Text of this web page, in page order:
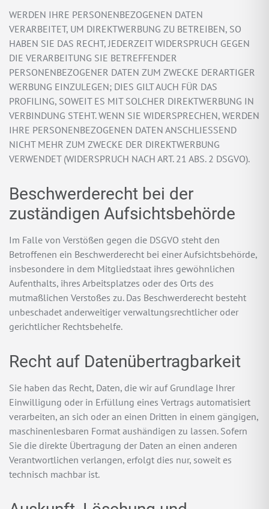
WERDEN IHRE PERSONENBEZOGENEN DATEN
VERARBEITET, UM DIREKTWERBUNG ZU BETREIBEN, SO
HABEN SIE DAS RECHT, JEDERZEIT WIDERSPRUCH GEGEN
DIE VERARBEITUNG SIE BETREFFENDER
PERSONENBEZOGENER DATEN ZUM ZWECKE DERARTIGER
WERBUNG EINZULEGEN; DIES GILT AUCH FÜR DAS
PROFILING, SOWEIT ES MIT SOLCHER DIREKTWERBUNG IN
VERBINDUNG STEHT. WENN SIE WIDERSPRECHEN, WERDEN
IHRE PERSONENBEZOGENEN DATEN ANSCHLIESSEND
NICHT MEHR ZUM ZWECKE DER DIREKTWERBUNG
VERWENDET (WIDERSPRUCH NACH ART. 21 ABS. 2 DSGVO).
Beschwerde­recht bei der
zuständigen Aufsichts­behörde
Im Falle von Verstößen gegen die DSGVO steht den
Betroffenen ein Beschwerderecht bei einer Aufsichtsbehörde,
insbesondere in dem Mitgliedstaat ihres gewöhnlichen
Aufenthalts, ihres Arbeitsplatzes oder des Orts des
mutmaßlichen Verstoßes zu. Das Beschwerderecht besteht
unbeschadet anderweitiger verwaltungsrechtlicher oder
gerichtlicher Rechtsbehelfe.
Recht auf Daten­übertrag­barkeit
Sie haben das Recht, Daten, die wir auf Grundlage Ihrer
Einwilligung oder in Erfüllung eines Vertrags automatisiert
verarbeiten, an sich oder an einen Dritten in einem gängigen,
maschinenlesbaren Format aushändigen zu lassen. Sofern
Sie die direkte Übertragung der Daten an einen anderen
Verantwortlichen verlangen, erfolgt dies nur, soweit es
technisch machbar ist.